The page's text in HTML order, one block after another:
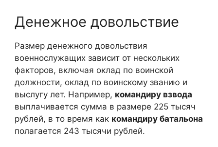
Денежное довольствие
Размер денежного довольствия
военнослужащих зависит от нескольких
факторов, включая оклад по воинской
должности, оклад по воинскому званию и
выслугу лет. Например, командиру взвода
выплачивается сумма в размере 225 тысяч
рублей, в то время как командиру батальона
полагается 243 тысячи рублей.